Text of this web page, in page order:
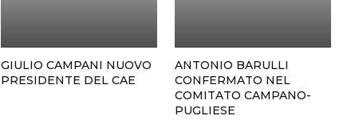
GIULIO CAMPANI NUOVO
PRESIDENTE DEL CAE
ANTONIO BARULLI
CONFERMATO NEL
COMITATO CAMPANO-
PUGLIESE